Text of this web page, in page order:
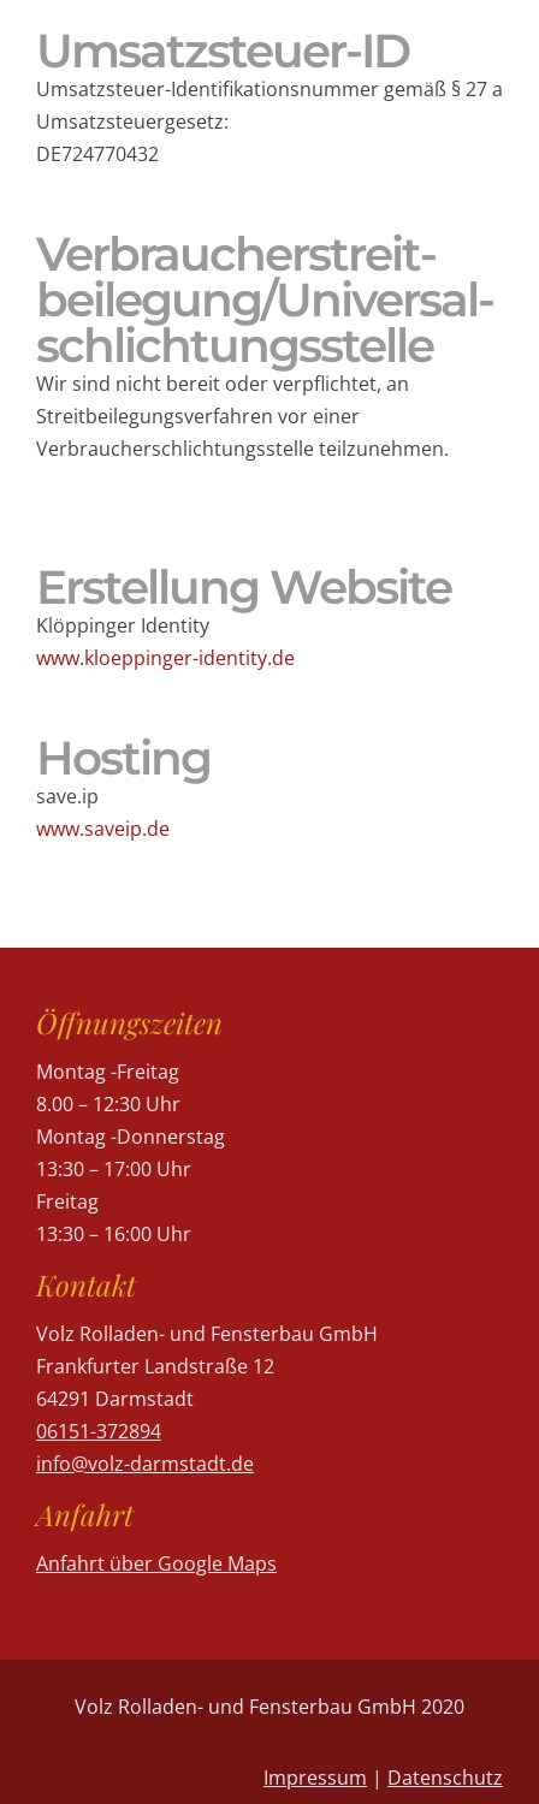
Umsatzsteuer-ID
Umsatzsteuer-Identifikationsnummer gemäß § 27 a
Umsatzsteuergesetz:
DE724770432
Verbraucher­streit­
beilegung/Universal­
schlichtungs­stelle
Wir sind nicht bereit oder verpflichtet, an
Streitbeilegungsverfahren vor einer
Verbraucherschlichtungsstelle teilzunehmen.
Erstellung Website
Klöppinger Identity
www.kloeppinger-identity.de
Hosting
save.ip
www.saveip.de
Öffnungszeiten
Montag -Freitag
8.00 – 12:30 Uhr
Montag -Donnerstag
13:30 – 17:00 Uhr
Freitag
13:30 – 16:00 Uhr
Kontakt
Volz Rolladen- und Fensterbau GmbH
Frankfurter Landstraße 12
64291 Darmstadt
06151-372894
info@volz-darmstadt.de
Anfahrt
Anfahrt über Google Maps
Volz Rolladen- und Fensterbau GmbH 2020
Impressum | Datenschutz